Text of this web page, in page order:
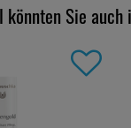
könnten Sie